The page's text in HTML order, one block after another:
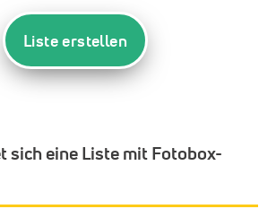
Liste erstellen
sich eine Liste mit Fotobox-